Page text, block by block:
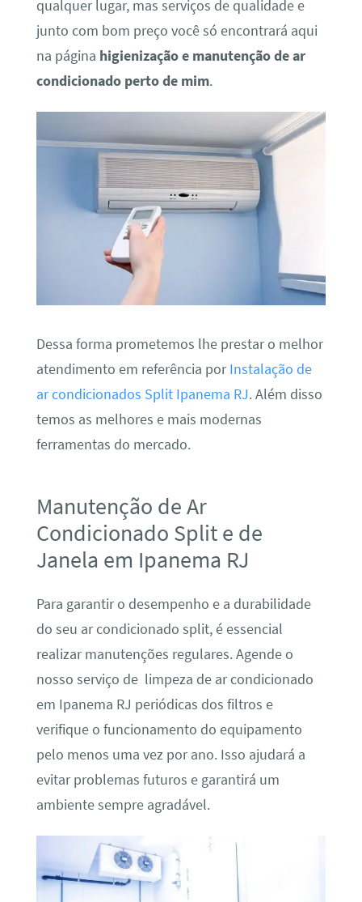
qualquer lugar, mas serviços de qualidade e
junto com bom preço você só encontrará aqui
na página higienização e manutenção de ar
condicionado perto de mim.
Dessa forma prometemos lhe prestar o melhor
atendimento em referência porInstalação de
ar condicionados Split Ipanema RJ. Além disso
temos as melhores e mais modernas
ferramentas do mercado.
Manutenção de Ar
Condicionado Split e de
Janela em Ipanema RJ
Para garantir o desempenho e a durabilidade
do seu ar condicionado split, é essencial
realizar manutenções regulares. Agende o
nosso serviço de limpeza de ar condicionado
em Ipanema RJ periódicas dos filtros e
verifique o funcionamento do equipamento
pelo menos uma vez por ano. Isso ajudará a
evitar problemas futuros e garantirá um
ambiente sempre agradável.